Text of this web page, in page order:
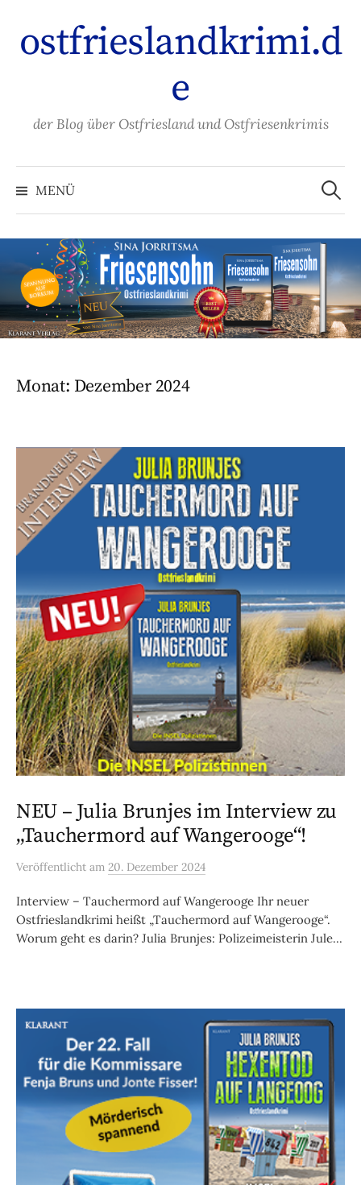
Inhalt
überspringen
ostfrieslandkrimi.d
e
der Blog über Ostfriesland und Ostfriesenkrimis
MENÜ
Suchen
nach:
Monat: Dezember 2024
NEU – Julia Brunjes im Interview zu
„Tauchermord auf Wangerooge“!
Veröffentlicht am 20. Dezember 2024
Interview – Tauchermord auf Wangerooge Ihr neuer
Ostfrieslandkrimi heißt „Tauchermord auf Wangerooge“.
Worum geht es darin? Julia Brunjes: Polizeimeisterin Jule...